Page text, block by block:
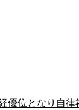
優位となり自